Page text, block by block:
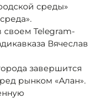
среды»
Telegram-
Вячеслав
завершится
рынком «Алан».